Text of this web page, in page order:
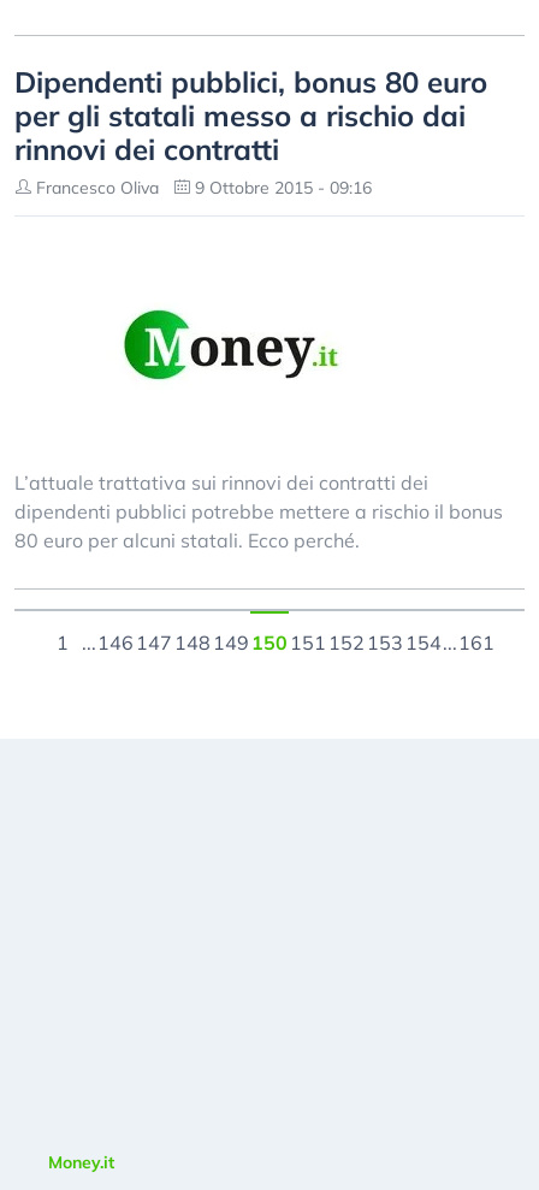
Dipendenti pubblici, bonus 80 euro
per gli statali messo a rischio dai
rinnovi dei contratti
Francesco Oliva 9 Ottobre 2015 - 09:16
L’attuale trattativa sui rinnovi dei contratti dei
dipendenti pubblici potrebbe mettere a rischio il bonus
80 euro per alcuni statali. Ecco perché.
1 ... 146 147 148 149 150 151 152 153 154... 161
Money.it